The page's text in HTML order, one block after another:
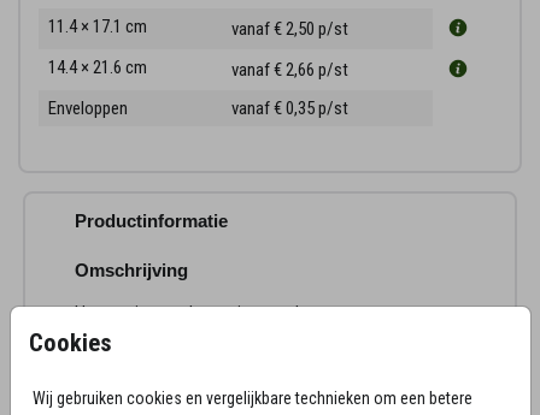
Cookies
Wij gebruiken cookies en vergelijkbare technieken om een betere
11.4 × 17.1 cm
vanaf € 2,50 p/st
14.4 × 21.6 cm
vanaf € 2,66 p/st
Enveloppen
vanaf € 0,35p/st
Productinformatie
Omschrijving
Het voorjaar en de mooie woorden vormen samen
een prachtige dankbetuiging. Mooie met een